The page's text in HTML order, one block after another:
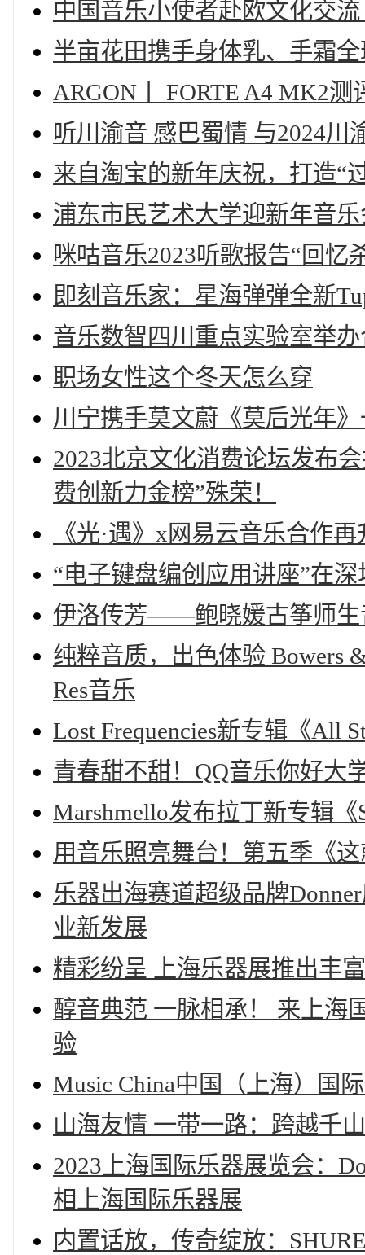
中国音乐小使者赴欧文化交
半亩花田携手身体乳、手霜
ARGON丨 FORTE A4 MK2
听川渝音 感巴蜀情 与2024川
来自淘宝的新年庆祝，打造“
浦东市民艺术大学迎新年音
咪咕音乐2023听歌报告“回忆
即刻音乐家：星海弹弹全新
音乐数智四川重点实验室举
职场女性这个冬天怎么穿
川宁携手莫文蔚《莫后光年
2023北京文化消费论坛发布
费创新力金榜”殊荣！
《光·遇》x网易云音乐合作
“电子键盘编创应用讲座”在
伊洛传芳——鲍晓媛古筝师生
纯粹音质，出色体验 Bowers
Res音乐
Lost Frequencies新专辑《All
青春甜不甜！QQ音乐你好大
Marshmello发布拉丁新专辑《
用音乐照亮舞台！第五季《
乐器出海赛道超级品牌
业新发展
精彩纷呈 上海乐器展推出丰
醇音典范 一脉相承！ 来上海
验
Music China中国（上海）国
山海友情 一带一路：跨越千
2023上海国际乐器展览会：
相上海国际乐器展
内置话放，传奇绽放：